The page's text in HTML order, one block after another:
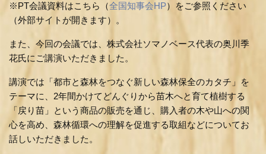
※PT会議資料はこちら（全国知事会HP）をご参照ください
（外部サイトが開きます）。
また、今回の会議では、株式会社ソマノベース代表の奥川季
花氏にご講演いただきました。
講演では「都市と森林をつなぐ新しい森林保全のカタチ」を
テーマに、2年間かけてどんぐりから苗木へと育て植樹する
「戻り苗」という商品の販売を通じ、購入者の木や山への関
心を高め、森林循環への理解を促進する取組などについてお
話しいただきました。